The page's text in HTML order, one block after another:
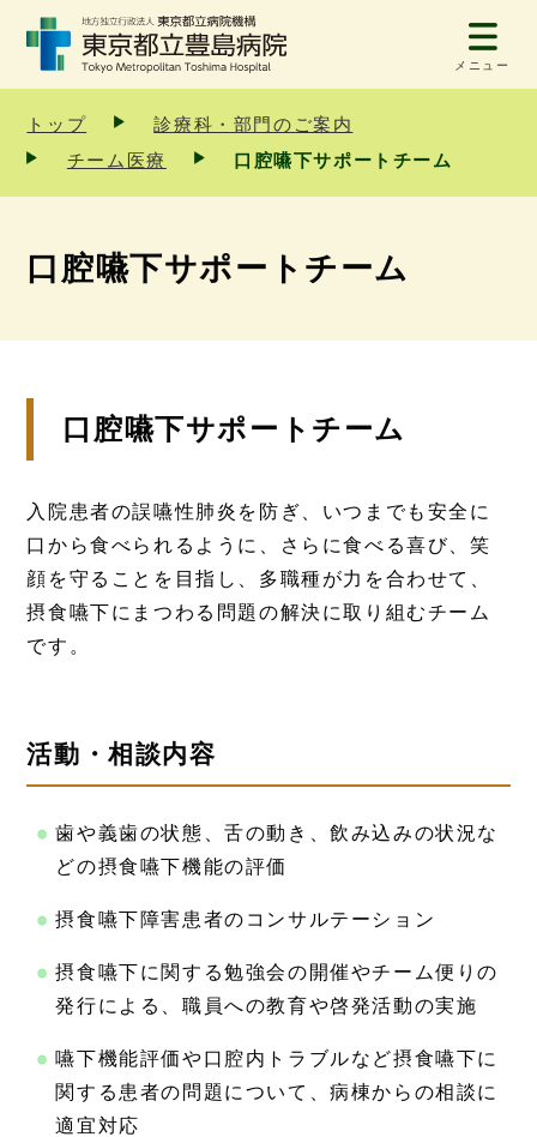
メニュー
トップ
診療科・部門のご案内
チーム医療
口腔嚥下サポートチーム
口腔嚥下サポートチーム
口腔嚥下サポートチーム
入院患者の誤嚥性肺炎を防ぎ、いつまでも安全に
口から食べられるように、さらに食べる喜び、笑
顔を守ることを目指し、多職種が力を合わせて、
摂食嚥下にまつわる問題の解決に取り組むチーム
です。
活動・相談内容
歯や義歯の状態、舌の動き、飲み込みの状況な
どの摂食嚥下機能の評価
摂食嚥下障害患者のコンサルテーション
摂食嚥下に関する勉強会の開催やチーム便りの
発行による、職員への教育や啓発活動の実施
嚥下機能評価や口腔内トラブルなど摂食嚥下に
関する患者の問題について、病棟からの相談に
適宜対応